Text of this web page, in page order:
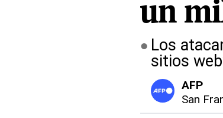
un
Los
sitios
AFP
San